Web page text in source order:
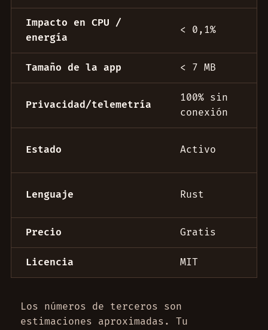
Impacto en CPU /
energía
< 0,1%
Tamaño de la app < 7 MB
Privacidad/telemetría
100% sin
conexión
Estado Activo
Lenguaje Rust
Precio Gratis
Licencia MIT
Los números de terceros son
estimaciones aproximadas. Tu